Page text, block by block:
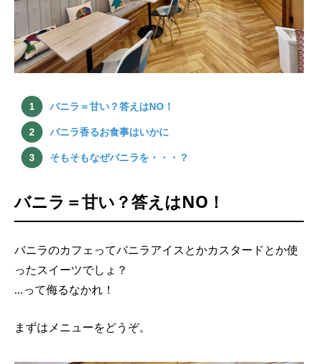
バニラ＝甘い？答えはNO！
バニラ香るお食事はいかに
そもそもなぜバニラを・・・？
バニラ＝甘い？答えはNO！
バニラのカフェってバニラアイスとかカスタードとか使
ったスイーツでしょ？
…って侮るなかれ！
まずはメニューをどうぞ。